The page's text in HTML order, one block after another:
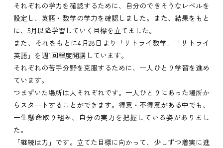
それぞれの学力を確認するために、自分のできそうなレベルを
設定し、英語・数学の学力を確認しました。また、結果をもと
に、5月以降学習していく目標を立てました。
また、それをもとに4月28日より「リトライ数学」「リトライ
英語」を週1回程度開講しています。
それぞれの苦手分野を克服するために、一人ひとり学習を進め
ています。
つまずいた場所は人それぞれです。一人ひとりにあった場所か
らスタートすることができます。得意・不得意がある中でも、
一生懸命取り組み、自分の実力を把握している姿がありまし
た。
「継続は力」です。立てた目標に向かって、少しずつ着実に進